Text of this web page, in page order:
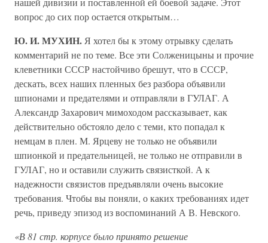
вопрос до сих пор остается открытым…
Ю. И. МУХИН. Я хотел бы к этому отрывку сделать
комментарий не по теме. Все эти Солженицыны и прочие
клеветники СССР настойчиво брешут, что в СССР,
дескать, всех наших пленных без разбора объявили
шпионами и предателями и отправляли в ГУЛАГ. А
Александр Захарович мимоходом рассказывает, как
действительно обстояло дело с теми, кто попадал к
немцам в плен. М. Ярцеву не только не объявили
шпионкой и предательницей, не только не отправили в
ГУЛАГ, но и оставили служить связисткой. А к
надежности связистов предъявляли очень высокие
требования. Чтобы вы поняли, о каких требованиях идет
речь, приведу эпизод из воспоминаний А В. Невского.
«В 81 стр. корпусе было принято решение